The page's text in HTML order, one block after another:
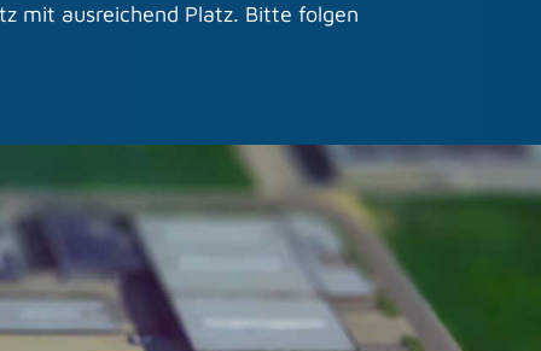
mit ausreichend Platz. Bitte folgen